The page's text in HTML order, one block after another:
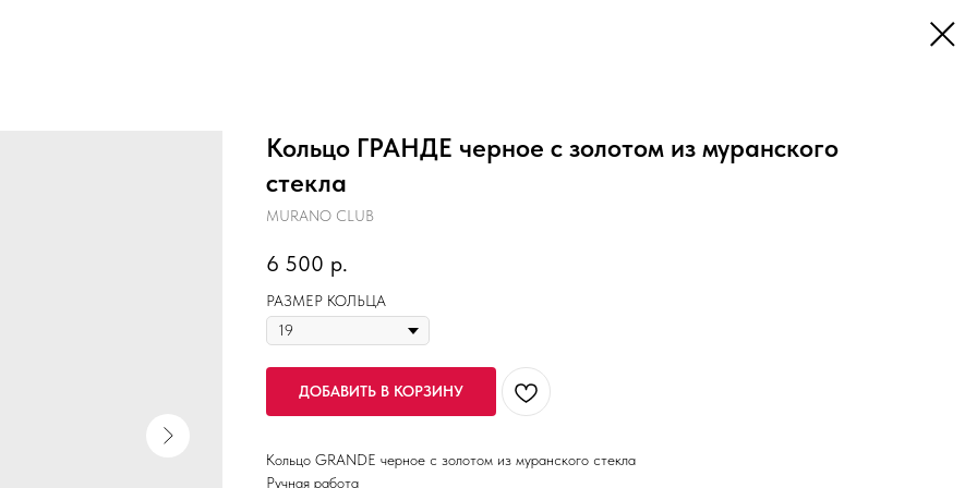
Кольцо ГРАНДЕ черное c золотом из муранского
стекла
MURANO CLUB
6 500 р.
РАЗМЕР КОЛЬЦА
ДОБАВИТЬ В КОРЗИНУ
Кольцо GRANDE черное c золотом из муранского стекла
Ручная работа